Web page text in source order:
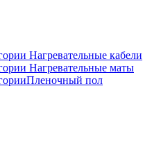
Нагревательные кабели
Нагревательные маты
Пленочный пол